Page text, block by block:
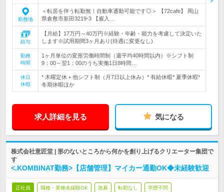
勤務地
＜転居を伴う転勤無！自動車通勤可能です◎＞ 【72cafe】 岡山
県倉敷市新田3219-3 【雇入…
給与
【月給】17万円～40万円※経験・年齢・能力を考慮して決定いた
します※試用期間3ヶ月あり(待遇に変更なし)
勤務
時間
1ヶ月単位の変形労働時間制（週平均40時間以内）※シフト制
9：00～翌1：00のうち実働1日8時間…
休日
休暇
* 木曜定休＋他シフト制（月7日以上休み）* 有給休暇* 夏季休暇*
冬期休暇ほか
求人詳細を見る 気になる
株式会社意匠堂 | 形のないところから何かを創り上げるクリエーター集団で
す
<.KOMBINAT勤務>【店舗管理】マイカー通勤OK◆未経験歓迎
正社員 職種・業種未経験OK 急募 転勤なし 学歴不問